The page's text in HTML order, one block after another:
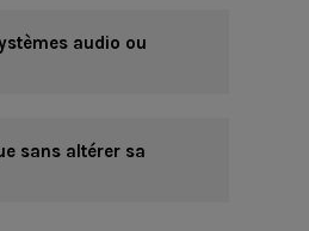
audio ou
sans altérer sa